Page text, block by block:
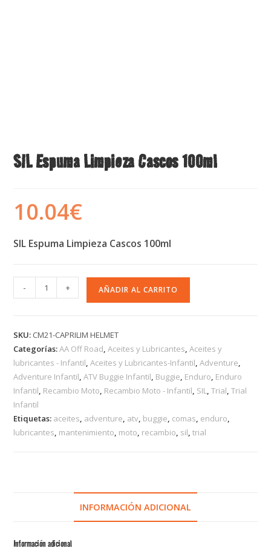
SIL Espuma Limpieza Cascos 100ml
10.04€
SIL Espuma Limpieza Cascos 100ml
- + AÑADIR AL CARRITO
SKU: CM21-CAPRILIM HELMET
Categorías:AA Off Road,Aceites y Lubricantes,Aceites y
lubricantes - Infantil,Aceites y Lubricantes-Infantil,Adventure,
Adventure Infantil,ATV Buggie Infantil, Buggie, Enduro, Enduro
Infantil, Recambio Moto, Recambio Moto - Infantil, SIL,Trial,Trial
Infantil
Etiquetas: aceites, adventure, atv, buggie, comas, enduro,
lubricantes, mantenimiento, moto, recambio, sil,trial
INFORMACIÓN ADICIONAL
Información adicional